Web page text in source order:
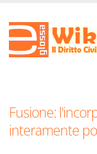
Fusione:
interamente